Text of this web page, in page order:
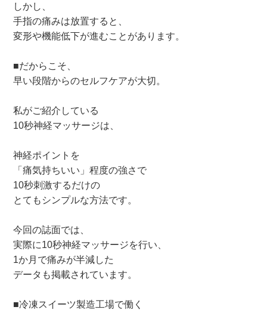
しかし、
手指の痛みは放置すると、
変形や機能低下が進むことがあります。
■だからこそ、
早い段階からのセルフケアが大切。
私がご紹介している
10秒神経マッサージは、
神経ポイントを
「痛気持ちいい」程度の強さで
10秒刺激するだけの
とてもシンプルな方法です。
今回の誌面では、
実際に10秒神経マッサージを行い、
1か月で痛みが半減した
データも掲載されています。
■冷凍スイーツ製造工場で働く